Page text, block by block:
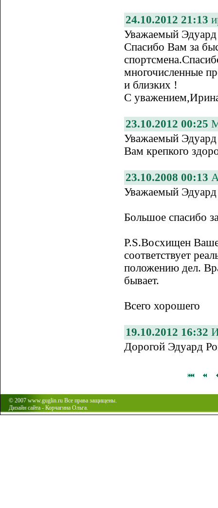
24.10.2012 21:13
Уважаемый
Спасибо Вам за
многочисленные
и близких !
С
23.10.2012 00:25
Уважаемый
Вам крепкого
23.10.2008 00:13
Уважаемый
Большое спасибо
P.S.Восхищен
соответствует
положению дел.
бывает.
Всего хорошего
19.10.2012 16:32
Дорогой Эдуард
© 2007 www.guglin.ru Все права защищены.
Дизайн сайта - Корчагина Ольга.